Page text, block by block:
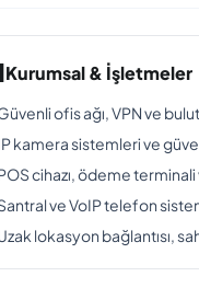
Kurumsal & İşletmeler
ofis ağı, VPN ve
kamera sistemleri ve
cihazı, ödeme terminali
ve VoIP telefon
lokasyon bağlantısı,